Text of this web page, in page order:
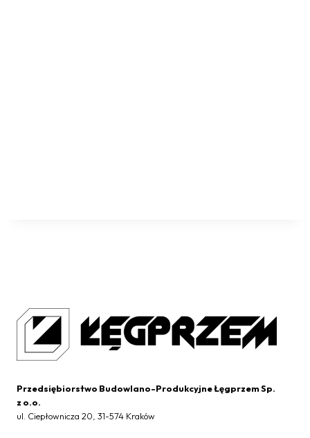
Przedsiębiorstwo Budowlano-Produkcyjne Łęgprzem Sp.
z o.o.
ul. Ciepłownicza 20, 31-574 Kraków